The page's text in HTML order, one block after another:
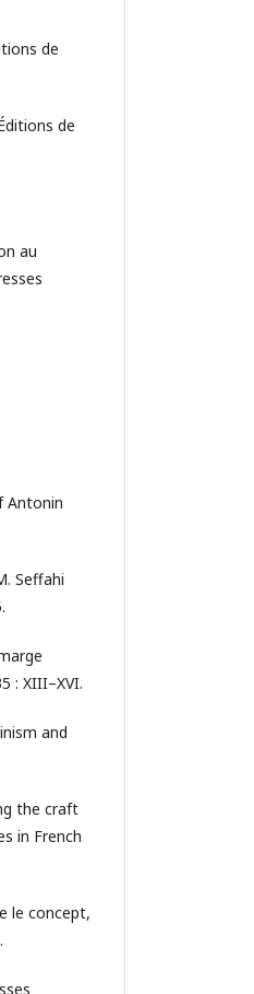
de
de
au
Antonin
Seffahi
: XIII–XVI.
and
the craft
in French
le concept,